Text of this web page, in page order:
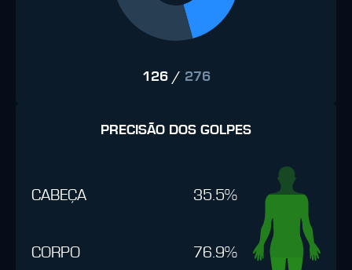
126/ 276
PRECISÃO DOS GOLPES
CABEÇA 35.5%
CORPO 76.9%